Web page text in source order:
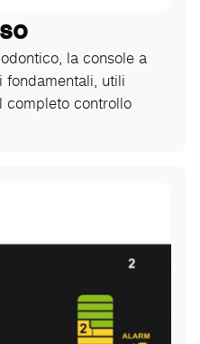
la console a
fondamentali, utili
completo controllo